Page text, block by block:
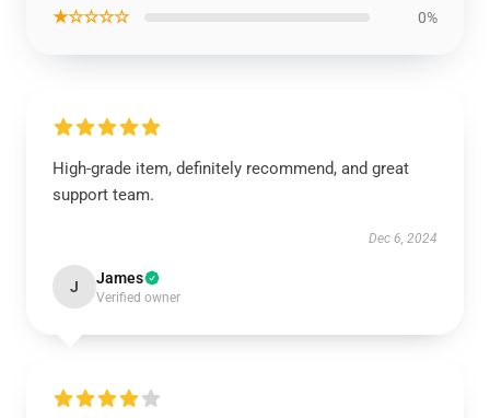
★☆☆☆☆ 0%
High-grade item, definitely recommend, and great
support team.
Dec 6, 2024
J James
Verified owner